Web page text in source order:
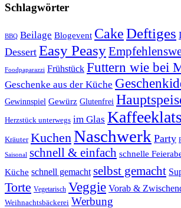
Schlagwörter
BBQ Beilage Blogevent CakeDeftiges
Dessert Easy Peasy
Foodpaparazzi Frühstück Futtern wie bei
Geschenke aus der Küche
Gewinnspiel Gewürz Glutenfrei
Herzstück unterwegs im Glas
Kräuter Kuchen Naschwerk Party
Saisonal schnell & einfach schnelle
Küche schnell gemacht selbst gemacht
Torte Vegetarisch Veggie Vorab &
Weihnachtsbäckerei Werbung